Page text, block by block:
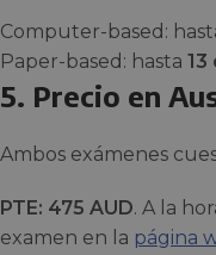
Computer-based:
Paper-based: hasta 13
5. Precio en
Ambos exámenes
PTE: 475 AUD. A la
examen en la página